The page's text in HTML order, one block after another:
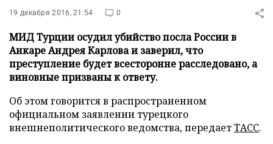
19 декабря 2016, 21:54 0
МИД Турции осудил убийство посла России в
Анкаре Андрея Карлова и заверил, что
преступление будет всесторонне расследовано, а
виновные призваны к ответу.
Об этом говорится в распространенном
официальном заявлении турецкого
внешнеполитического ведомства, передаетТАСС.